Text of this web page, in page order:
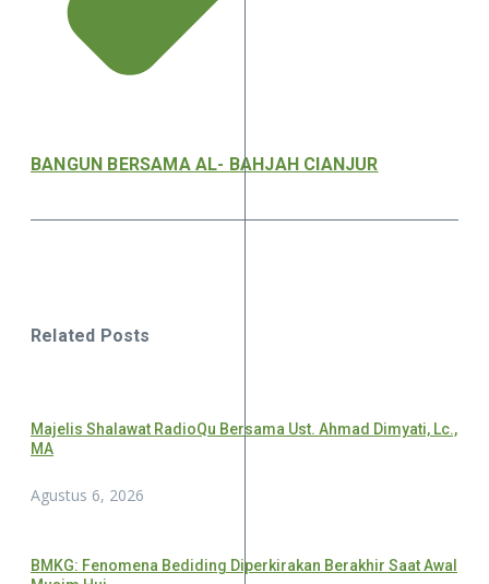
BANGUN BERSAMA AL- BAHJAH CIANJUR
Related Posts
Majelis Shalawat RadioQu Bersama Ust. Ahmad Dimyati, Lc.,
MA
Agustus 6, 2026
BMKG: Fenomena Bediding Diperkirakan Berakhir Saat Awal